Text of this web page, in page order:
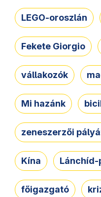
LEGO-oroszlán
Fekete Giorgio
vállakozók
Mi hazánk
zeneszerzői
Kína Lánchíd-
főigazgató